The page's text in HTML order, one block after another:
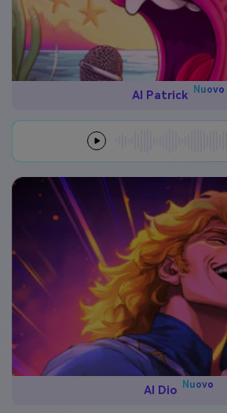
AI Patrick Nuovo
AI Dio Nuovo